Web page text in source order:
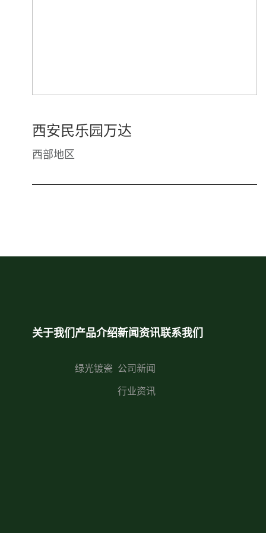
西安民乐园万达
西部地区
关于我们 产品介绍
绿光镀瓷
新闻资讯
公司新闻
行业资讯
联系我们